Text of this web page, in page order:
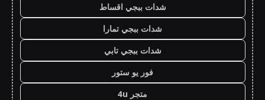
شدات ببجي اقساط
شدات ببجي تمارا
شدات ببجي تابي
فور يو ستور
متجر 4u